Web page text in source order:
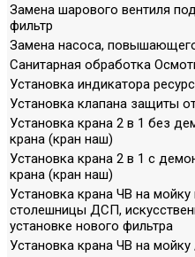
Замена шарового вентиля
фильтр
Замена насоса,
Санитарная обработка
Установка индикатора
Установка клапана защиты
Установка крана 2 в 1 без
крана (кран наш)
Установка крана 2 в 1 с
крана (кран наш)
Установка крана ЧВ на мойку
столешницы ДСП,
установке нового фильтра
Установка крана ЧВ на